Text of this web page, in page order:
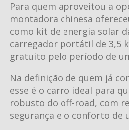
Para quem aproveitou a
montadora chinesa
como kit de energia solar
carregador portátil de 3,5
gratuito pelo período de
Na definição de quem já
esse é o carro ideal para
robusto do off-road, com
segurança e o conforto de